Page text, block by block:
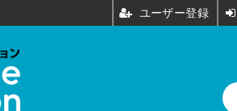
ユーザー登録